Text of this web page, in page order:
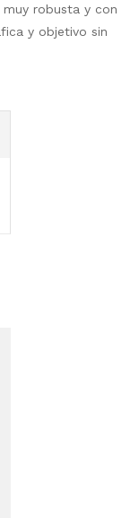
robusta y con
y objetivo sin